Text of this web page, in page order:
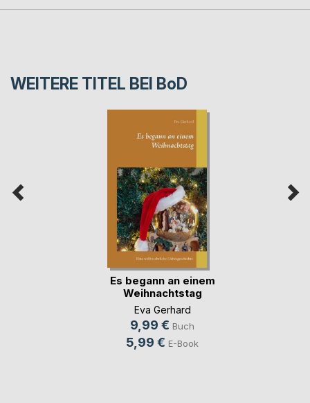
WEITERE TITEL BEI BoD
Es begann an einem
Weihnachtstag
Eva Gerhard
9,99 € Buch
5,99 € E-Book